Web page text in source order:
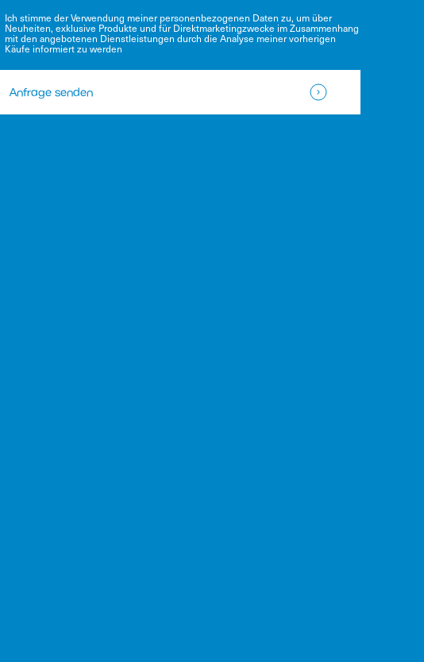
Ich stimme der Verwendung meiner personenbezogenen Daten zu, um über
Neuheiten, exklusive Produkte und für Direktmarketingzwecke im Zusammenhang
mit den angebotenen Dienstleistungen durch die Analyse meiner vorherigen
Käufe informiert zu werden
Anfrage senden